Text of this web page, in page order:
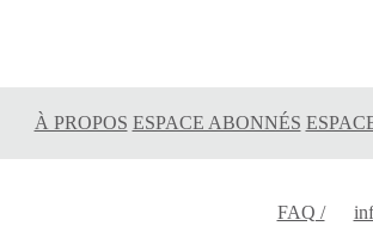
À PROPOS ESPACE ABONNÉS
FAQ /